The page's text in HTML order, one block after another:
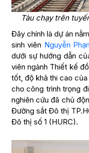
Tàu chạy trên
Đây chính là dự án
sinh viên Nguyễn
dưới sự hướng dẫn
viên ngành Thiết kế
tốt, độ khả thi cao
cho công trình trọng
nghiên cứu đã chủ
Đường sắt Đô thị
Đô thị số 1 (HURC).